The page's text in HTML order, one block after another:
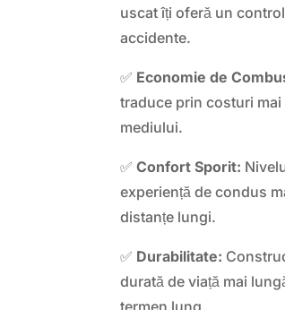
uscat îți oferă un
accidente.
✅ Economie de
traduce prin costuri
mediului.
✅Confort Sporit:
experiență de condus
distanțe lungi.
✅ Durabilitate:
durată de viață mai
termen lung.